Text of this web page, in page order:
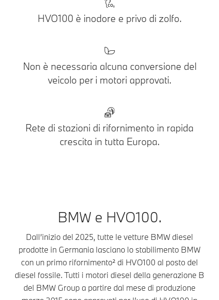
HVO100 è inodore e privo di zolfo.
Non è necessaria alcuna conversione del
veicolo per i motori approvati.
Rete di stazioni di rifornimento in rapida
crescita in tutta Europa.
BMW e HVO100.
Dall’inizio del 2025, tutte le vetture BMW diesel
prodotte in Germania lasciano lo stabilimento BMW
con un primo rifornimento² di HVO100 al posto del
diesel fossile. Tutti i motori diesel della generazione B
del BMW Group a partire dal mese di produzione